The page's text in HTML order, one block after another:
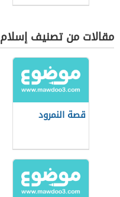
مقالات من تصنيف إسلام
قصة النمرود